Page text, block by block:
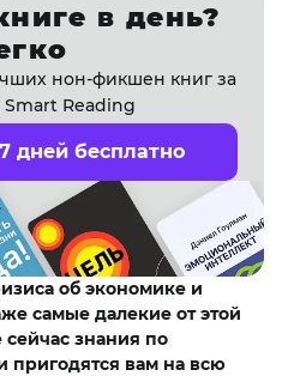
в день?
нон-фикшен книг за
Smart Reading
дней бесплатно
об экономике и
самые далекие от этой
знания по
пригодятся вам на всю